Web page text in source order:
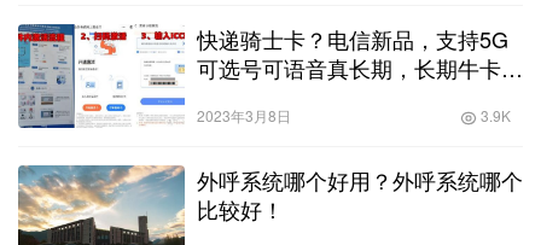
快递骑士卡？电信新品，支持5G
可选号可语音真长期，长期牛卡全
2023年3月8日 3.9K
外呼系统哪个好用？外呼系统哪个
比较好！